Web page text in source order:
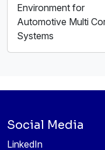
Environment for
Automotive Multi
Systems
Social Media
LinkedIn